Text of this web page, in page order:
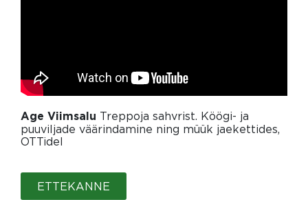
Age Viimsalu Treppoja sahvrist. Köögi- ja
puuviljade väärindamine ning müük jaekettides,
OTTidel
ETTEKANNE